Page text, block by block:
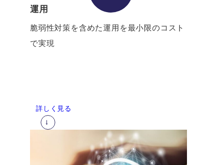
運用
脆弱性対策を含めた運用を最小限のコスト
で実現
詳しく見る